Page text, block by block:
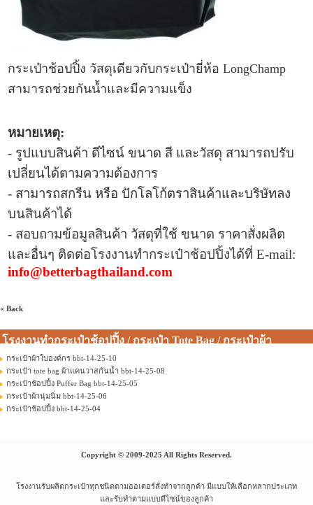
กระเป๋าช้อปปิ้ง วัสดุเดียวกับกระเป๋ายี่ห้อ LongChamp
สามารถช่วยกันน้ำและมีความแข็ง
หมายเหตุ:
- รูปแบบสินค้า ดีไซน์ ขนาด สี และวัสดุ สามารถปรับ
เปลี่ยนได้ตามความต้องการ
- สามารถสกรีน หรือ ปักโลโก้ตราสินค้าและบริษัทลง
บนสินค้าได้
- สอบถามข้อมูลสินค้า วัสดุที่ใช้ ขนาด ราคาสั่งผลิต
และอื่นๆ ติดต่อโรงงานทำกระเป๋าช้อปปิ้งได้ที่E-mail:
info@betterbagthailand.com
« Back
โรงงานทำกระเป๋าช้อปปิ้ง / กระเป๋า Tote Bag / กระเป๋าผ้า
กระเป๋าผ้าใบองค์กร bbt-14-25-10
กระเป๋า tote bag ผ้าแคนวาสกันน้ำ bbt-14-25-08
กระเป๋าช้อปปิ้ง Puffer Bag bbt-14-25-05
กระเป๋าผ้านุ่มนิ่ม bbt-14-25-06
กระเป๋าช้อปปิ้ง bbt-14-25-04
Copyright © 2009-2025 All Rights Reserved.
โรงงานรับผลิตกระเป๋าทุกชนิดตามออเดอร์สั่งทำจากลูกค้า มีแบบให้เลือกหลากประเภท
และรับทำตามแบบดีไซน์ของลูกค้า